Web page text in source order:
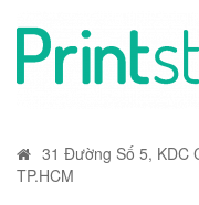
31 Đường Số 5, KDC
TP.HCM